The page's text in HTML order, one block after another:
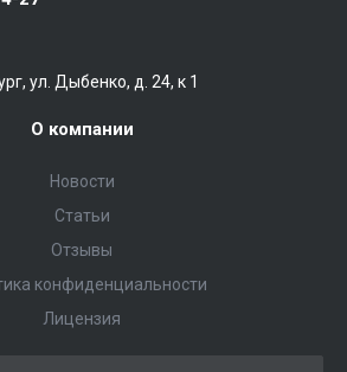
ул. Дыбенко, д. 24, к 1
О компании
Новости
Статьи
Отзывы
конфиденциальности
Лицензия